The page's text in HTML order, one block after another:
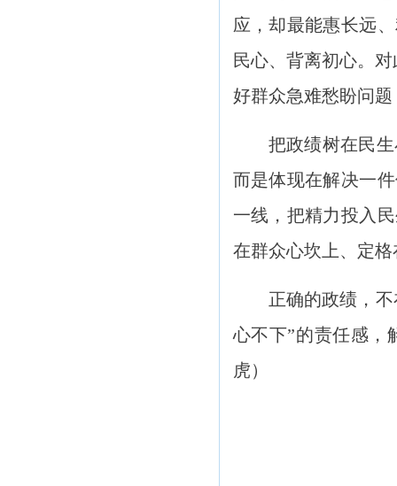
应，却最能惠长远
民心、背离初心。
好群众急难愁盼问
把政绩树在民
而是体现在解决一
一线，把精力投入
在群众心坎上、定
正确的政绩，
心不下”的责任感，
虎）